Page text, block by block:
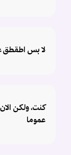
لا بس اطقطق
كنت، ولكن
عموما